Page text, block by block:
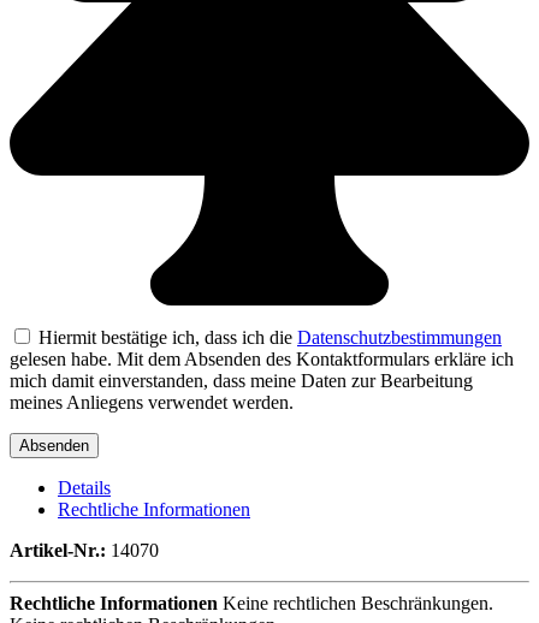
Hiermit bestätige ich, dass ich die Datenschutzbestimmungen
gelesen habe. Mit dem Absenden des Kontaktformulars erkläre ich
mich damit einverstanden, dass meine Daten zur Bearbeitung
meines Anliegens verwendet werden.
Details
Rechtliche Informationen
Artikel-Nr.: 14070
Rechtliche Informationen Keine rechtlichen Beschränkungen.